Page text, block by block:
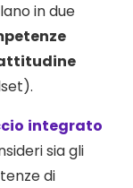
in due
integrato
sia gli
di